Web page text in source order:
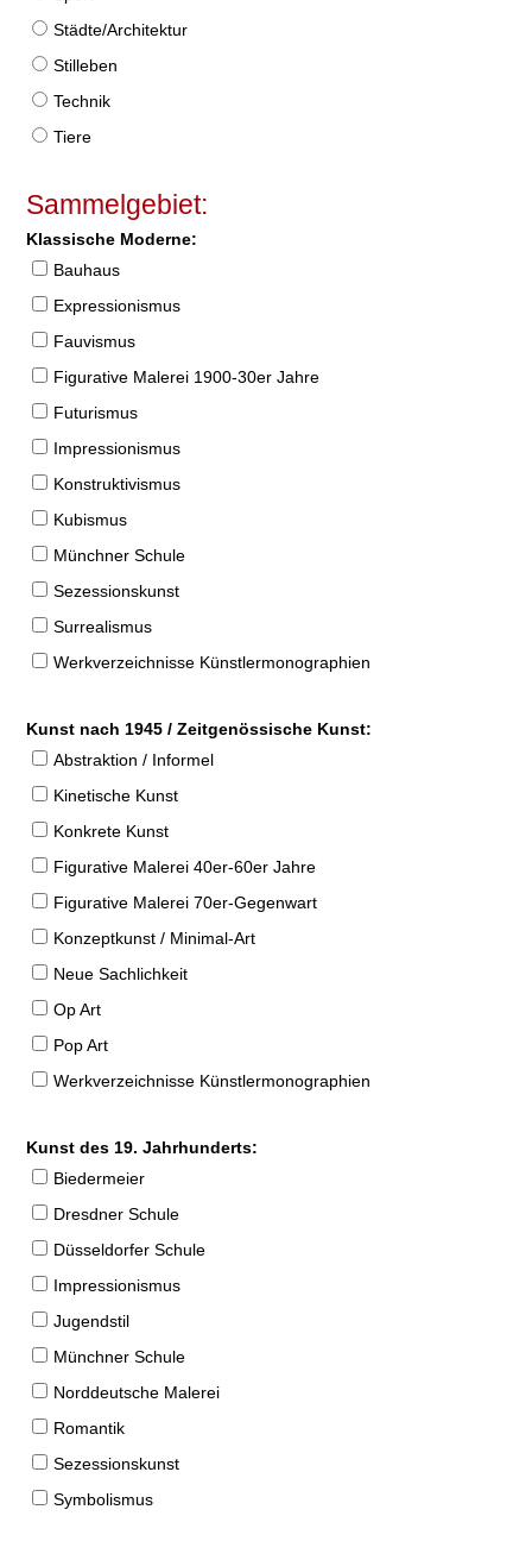
Städte/Architektur
Stilleben
Technik
Tiere
Sammelgebiet:
Klassische Moderne:
Bauhaus
Expressionismus
Fauvismus
Figurative Malerei 1900-30er Jahre
Futurismus
Impressionismus
Konstruktivismus
Kubismus
Münchner Schule
Sezessionskunst
Surrealismus
Werkverzeichnisse Künstlermonographien
Kunst nach 1945 / Zeitgenössische Kunst:
Abstraktion / Informel
Kinetische Kunst
Konkrete Kunst
Figurative Malerei 40er-60er Jahre
Figurative Malerei 70er-Gegenwart
Konzeptkunst / Minimal-Art
Neue Sachlichkeit
Op Art
Pop Art
Werkverzeichnisse Künstlermonographien
Kunst des 19. Jahrhunderts:
Biedermeier
Dresdner Schule
Düsseldorfer Schule
Impressionismus
Jugendstil
Münchner Schule
Norddeutsche Malerei
Romantik
Sezessionskunst
Symbolismus